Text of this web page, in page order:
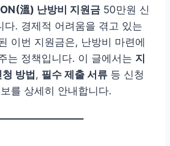
溫) 난방비 지원금 50만원 신
다. 경제적 어려움을 겪고 있는
이번 지원금은, 난방비 마련에
는 정책입니다. 이 글에서는 지
방법 , 필수 제출 서류 등 신청
를 상세히 안내합니다.